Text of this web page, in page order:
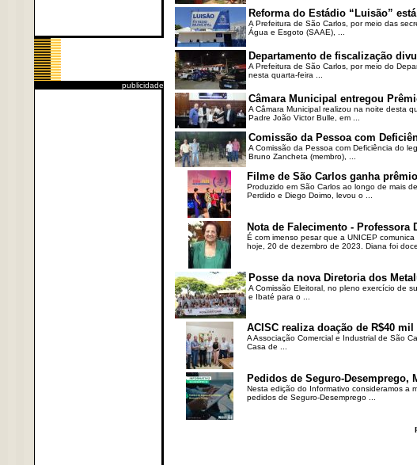
publicidade
Reforma do Estádio “Luisão”
A Prefeitura de São Carlos, por meio das
Água e Esgoto (SAAE), ...
Departamento de fiscalização
A Prefeitura de São Carlos, por meio do
nesta quarta-feira ...
Câmara Municipal entregou
A Câmara Municipal realizou na noite desta
Padre João Victor Bulle, em ...
Comissão da Pessoa com
A Comissão da Pessoa com Deficiência do
Bruno Zancheta (membro), ...
Filme de São Carlos ganha
Produzido em São Carlos ao longo de mais
Perdido e Diego Doimo, levou o ...
Nota de Falecimento - Professora
É com imenso pesar que a UNICEP
hoje, 20 de dezembro de 2023. Diana foi
Posse da nova Diretoria dos
A Comissão Eleitoral, no pleno exercício de
e Ibaté para o ...
ACISC realiza doação de R$40
A Associação Comercial e Industrial de São
Casa de ...
Pedidos de Seguro-Desemprego,
Nesta edição do Informativo consideramos a
pedidos de Seguro-Desemprego ...